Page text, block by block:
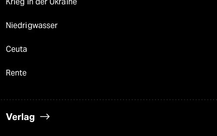
Niedrigwasser
Ceuta
Rente
Verlag